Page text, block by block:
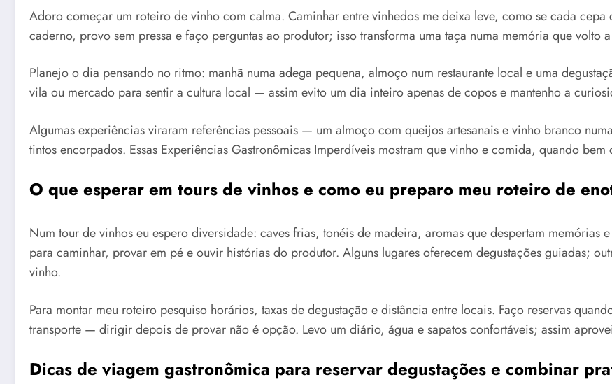
Adoro começar um roteiro de vinho com calma. Caminhar entre vinhedos me deixa leve, como se cada cepa
caderno, provo sem pressa e faço perguntas ao produtor; isso transforma uma taça numa memória que volto
Planejo o dia pensando no ritmo: manhã numa adega pequena, almoço num restaurante local e uma
vila ou mercado para sentir a cultura local — assim evito um dia inteiro apenas de copos e mantenho a
Algumas experiências viraram referências pessoais — um almoço com queijos artesanais e vinho branco
tintos encorpados. Essas Experiências Gastronômicas Imperdíveis mostram que vinho e comida, quando
O que esperar em tours de vinhos e como eu preparo meu roteiro de
Num tour de vinhos eu espero diversidade: caves frias, tonéis de madeira, aromas que despertam memórias
para caminhar, provar em pé e ouvir histórias do produtor. Alguns lugares oferecem degustações guiadas;
vinho.
Para montar meu roteiro pesquiso horários, taxas de degustação e distância entre locais. Faço reservas
transporte — dirigir depois de provar não é opção. Levo um diário, água e sapatos confortáveis; assim
Dicas de viagem gastronômica para reservar degustações e combinar